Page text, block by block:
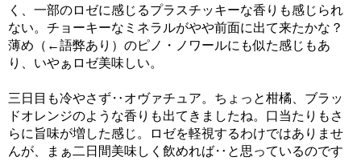
く、一部のロゼに感じるプラスチッキーな香りも感じられ
ない。チョーキーなミネラルがやや前面に出て来たかな？
薄め（←語弊あり）のピノ・ノワールにも似た感じもあ
り、いやぁロゼ美味しい。
三日目も冷やさず‥オヴァチュア。ちょっと柑橘、ブラッ
ドオレンジのような香りも出てきましたね。口当たりもさ
らに旨味が増した感じ。ロゼを軽視するわけではありませ
んが、まぁ二日間美味しく飲めれば‥と思っているのです